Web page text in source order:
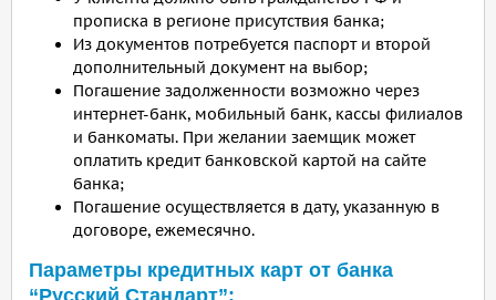
прописка в регионе присутствия банка;
Из документов потребуется паспорт и второй
дополнительный документ на выбор;
Погашение задолженности возможно через
интернет-банк, мобильный банк, кассы филиалов
и банкоматы. При желании заемщик может
оплатить кредит банковской картой на сайте
банка;
Погашение осуществляется в дату, указанную в
договоре, ежемесячно.
Параметры кредитных карт от банка
“Русский Стандарт”: